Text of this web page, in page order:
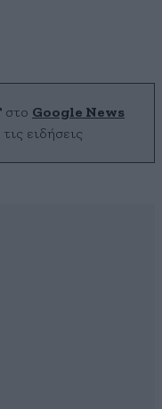
στο Google News
ειδήσεις